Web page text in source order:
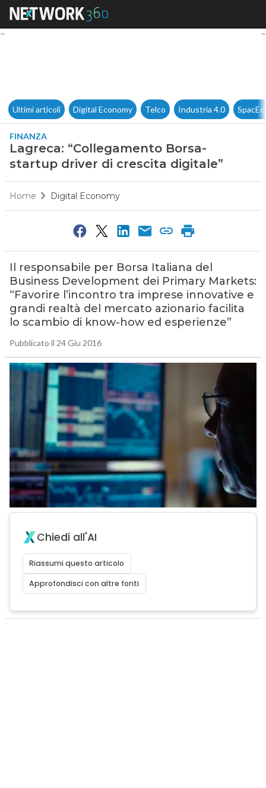
Lagreca: “Collegamento
Ultimi articoli Digital Economy Telco Industria 4.0
FINANZA
Lagreca: “Collegamento Borsa-
startup driver di crescita digitale”
Home Digital Economy
Il responsabile per Borsa Italiana del
Business Development dei Primary Markets:
“Favorire l’incontro tra imprese innovative e
grandi realtà del mercato azionario facilita
lo scambio di know-how ed esperienze”
Pubblicato il 24 Giu 2016
Chiedi all'AI
Riassumi questo articolo
Approfondisci con altre fonti